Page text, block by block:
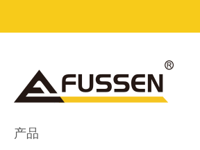
产品